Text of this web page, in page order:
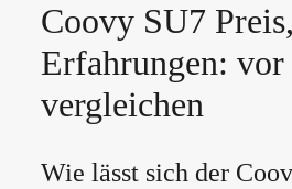
Coovy SU7
Erfahrungen:
vergleichen
Wie lässt sich der